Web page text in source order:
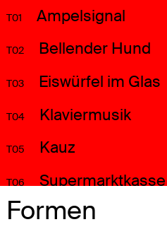
T01 Ampelsignal
T02 Bellender Hund
T03 Eiswürfel im Glas
T04 Klaviermusik
T05 Kauz
T06 Supermarktkasse
T07 Motorrad
Formen